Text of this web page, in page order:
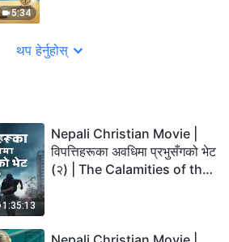
5:34
थप हेर्नुहोस्
1:35:13
Nepali Christian Movie |
विपत्तिहरूका अवधिमा प्रभुसँगको भेट
(२) | The Calamities of the